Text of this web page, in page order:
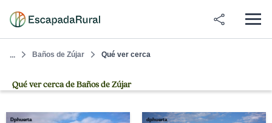
... Baños de Zújar Qué ver cerca
Qué ver cerca de Baños de Zújar
Dphuerta dphuerta